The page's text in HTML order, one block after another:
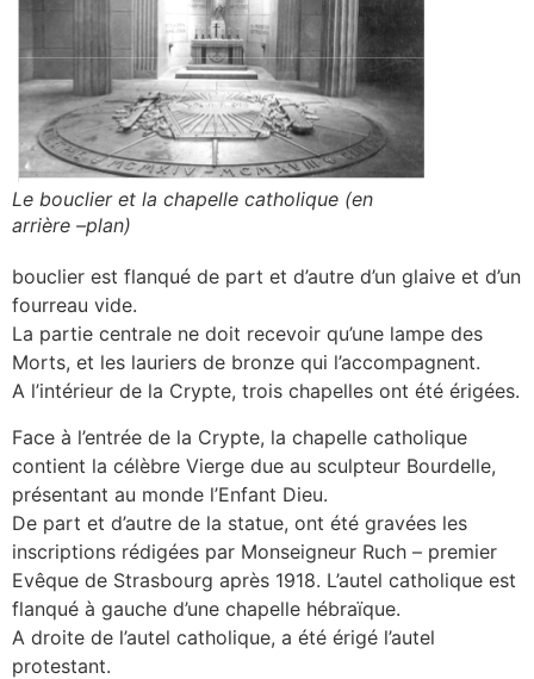
Le bouclier et la chapelle catholique (en
arrière –plan)
bouclier est flanqué de part et d’autre d’un glaive et d’un
fourreau vide.
La partie centrale ne doit recevoir qu’une lampe des
Morts, et les lauriers de bronze qui l’accompagnent.
A l’intérieur de la Crypte, trois chapelles ont été érigées.
Face à l’entrée de la Crypte, la chapelle catholique
contient la célèbre Vierge due au sculpteur Bourdelle,
présentant au monde l’Enfant Dieu.
De part et d’autre de la statue, ont été gravées les
inscriptions rédigées par Monseigneur Ruch – premier
Evêque de Strasbourg après 1918. L’autel catholique est
flanqué à gauche d’une chapelle hébraïque.
A droite de l’autel catholique, a été érigé l’autel
protestant.